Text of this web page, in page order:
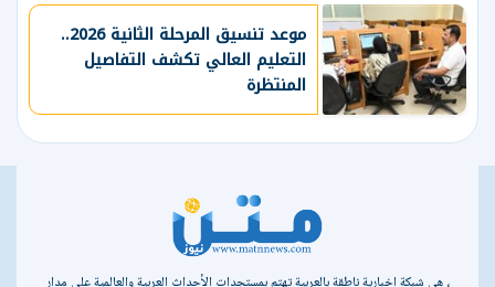
موعد تنسيق المرحلة الثانية 2026..
التعليم العالي تكشف التفاصيل
المنتظرة